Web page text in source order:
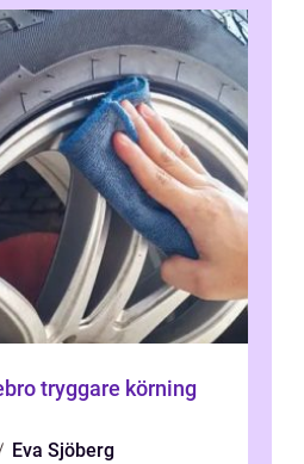
Eva Sjöberg